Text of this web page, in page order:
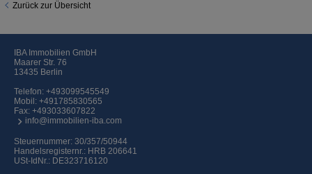
Zurück zur Übersicht
IBA Immobilien GmbH
Maarer Str. 76
13435 Berlin
Telefon: +493099545549
Mobil: +491785830565
Fax: +493033607822
info@immobilien-iba.com
Steuernummer: 30/357/50944
Handelsregisternr.: HRB 206641
USt-IdNr.: DE323716120